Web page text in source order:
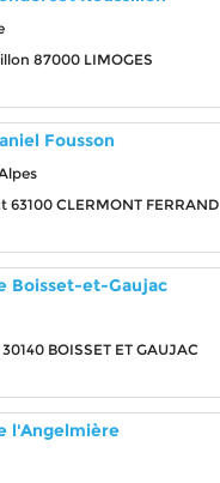
87000 LIMOGES
Fousson
CLERMONT FERRAND
Boisset-et-Gaujac
BOISSET ET GAUJAC
l'Angelmière